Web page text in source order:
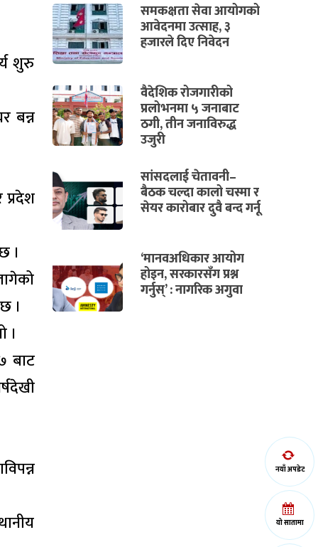
नयाँ अपडेट
यो सातामा
शुरु
बन्न
।
।
।
बाट
समकक्षता सेवा आयोगको
आवेदनमा उत्साह, ३
हजारले दिए निवेदन
वैदेशिक रोजगारीको
प्रलोभनमा ५ जनाबाट
ठगी, तीन जनाविरुद्ध
उजुरी
सांसदलाई चेतावनी–
बैठक चल्दा कालो चस्मा र
सेयर कारोबार दुवै बन्द गर्नू
‘मानवअधिकार आयोग
होइन, सरकारसँग प्रश्न
गर्नुस्’ : नागरिक अगुवा